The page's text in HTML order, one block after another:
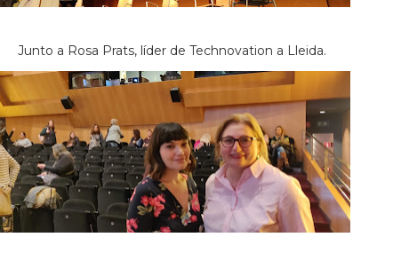
Junto a Rosa Prats, líder de Technovation a Lleida.